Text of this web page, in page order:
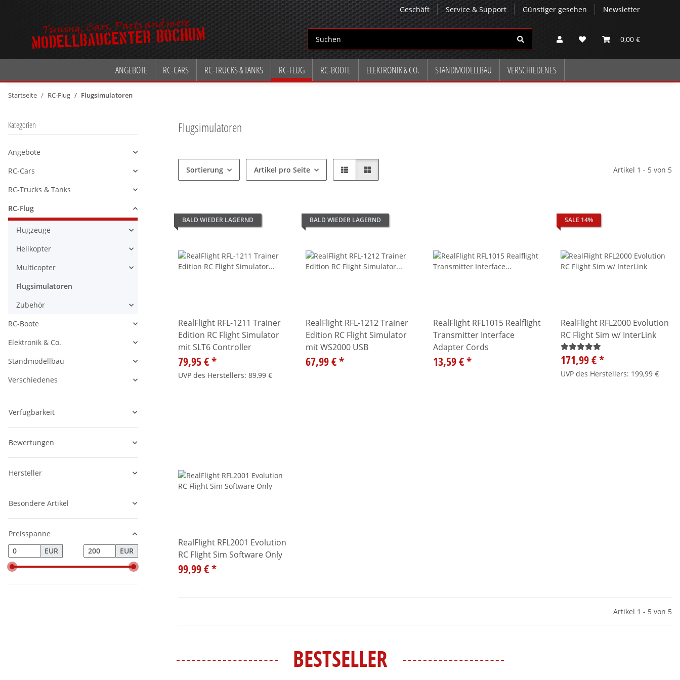
Geschäft Service & Support Günstiger gesehen Newsletter
0,00 €
ANGEBOTE RC-CARS RC-TRUCKS & TANKS RC-FLUG RC-BOOTE ELEKTRONIK & CO. STANDMODELLBAU VERSCHIEDENES
Startseite RC-Flug Flugsimulatoren
Flugsimulatoren
Sortierung Artikel pro Seite Artikel 1 - 5 von 5
BALD WIEDER LAGERND
RealFlight RFL-1211 Trainer
Edition RC Flight Simulator
mit SLT6 Controller
79,95 €*
UVP des Herstellers: 89,99 €
BALD WIEDER LAGERND
RealFlight RFL-1212 Trainer
Edition RC Flight Simulator
mit WS2000 USB
67,99 €*
RealFlight RFL1015 Realflight
Transmitter Interface
Adapter Cords
13,59 €*
SALE 14%
RealFlight RFL2000 Evolution
RC Flight Sim w/ InterLink
171,99 €*
UVP des Herstellers: 199,99 €
RealFlight RFL2001 Evolution
RC Flight Sim Software Only
99,99 €*
Artikel 1 - 5 von 5
Kategorien
Angebote
Alle anzeigen
RC-Cars
Alle anzeigen
RC-Trucks & Tanks
Alle anzeigen
RC-Flug
Alle anzeigen
Flugzeuge
Alle anzeigen
Helikopter
Alle anzeigen
Multicopter
Alle anzeigen
Flugsimulatoren
Zubehör
Alle anzeigen
RC-Boote
Alle anzeigen
Elektronik & Co.
Alle anzeigen
Standmodellbau
Alle anzeigen
Verschiedenes
Alle anzeigen
Verfügbarkeit
Bewertungen
Hersteller
Besondere Artikel
Preisspanne
EUR
EUR
BESTSELLER